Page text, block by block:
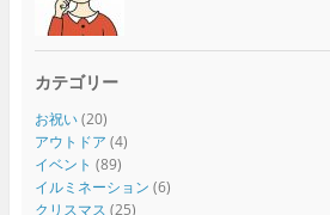
カテゴリー
お祝い(20)
アウトドア (4)
イベント (89)
イルミネーション (6)
クリスマス (25)